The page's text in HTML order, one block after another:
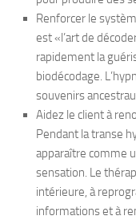
Renforcer le
est «l’art de
rapidement la
biodécodage.
souvenirs
Aidez le client à
Pendant la transe
apparaître comme
sensation. Le
intérieure, à
informations et à